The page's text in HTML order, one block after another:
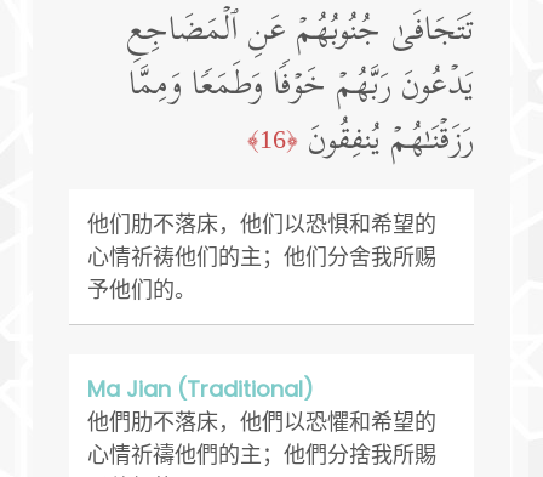
تَتَجَافَىٰ جُنُوبُهُمۡ عَنِ ٱلۡمَضَاجِعِ
یَدۡعُونَ رَبَّهُمۡ خَوۡفࣰا وَطَمَعࣰا وَمِمَّا
رَزَقۡنَـٰهُمۡ یُنفِقُونَ ﴿16﴾
他们肋不落床，他们以恐惧和希望的
心情祈祷他们的主；他们分舍我所赐
予他们的。
Ma Jian (Traditional)
他們肋不落床，他們以恐懼和希望的
心情祈禱他們的主；他們分捨我所賜